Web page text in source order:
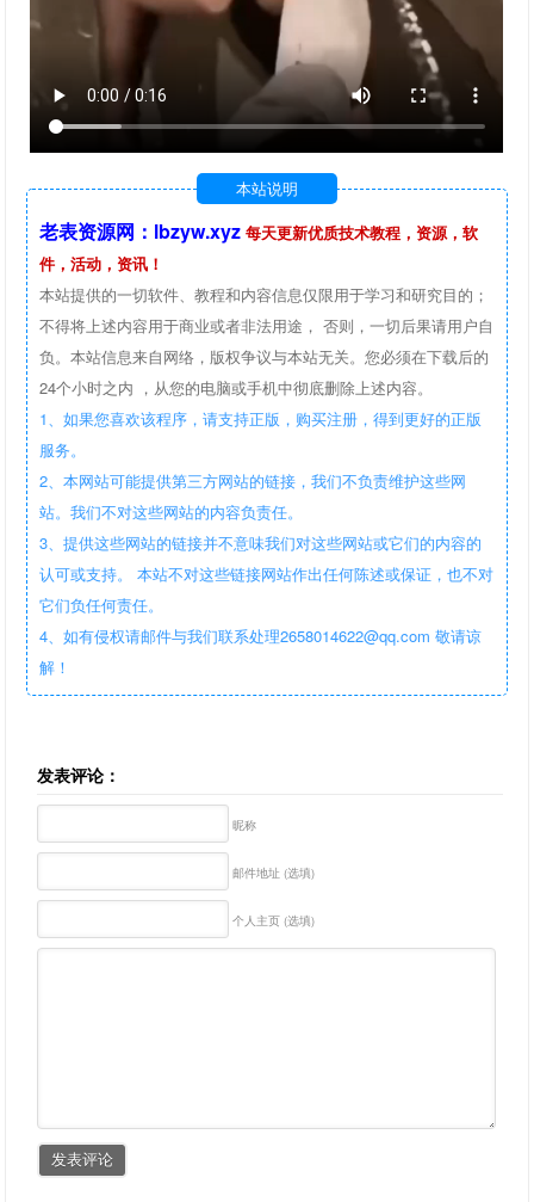
本站说明
老表资源网：lbzyw.xyz 每天更新优质技术教程，资源，软
件，活动，资讯！
本站提供的一切软件、教程和内容信息仅限用于学习和研究目的；
不得将上述内容用于商业或者非法用途， 否则，一切后果请用户自
负。本站信息来自网络，版权争议与本站无关。您必须在下载后的
24个小时之内 ，从您的电脑或手机中彻底删除上述内容。
1、如果您喜欢该程序，请支持正版，购买注册，得到更好的正版
服务。
2、本网站可能提供第三方网站的链接，我们不负责维护这些网
站。我们不对这些网站的内容负责任。
3、提供这些网站的链接并不意味我们对这些网站或它们的内容的
认可或支持。 本站不对这些链接网站作出任何陈述或保证，也不对
它们负任何责任。
4、如有侵权请邮件与我们联系处理2658014622@qq.com 敬请谅
解！
发表评论：
昵称
邮件地址 (选填)
个人主页 (选填)